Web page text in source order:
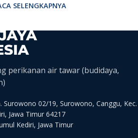
SELENGKAPNYA
perikanan air tawar (budidaya,
Surowono 02/19, Surowono, Canggu, Kec.
Jawa Timur 64217
Kediri, Jawa Timur